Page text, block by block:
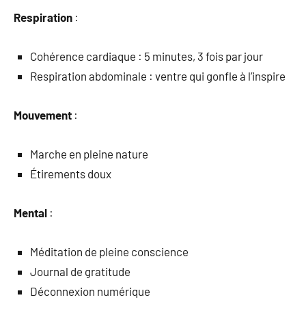
Respiration :
Cohérence cardiaque : 5 minutes, 3 fois par jour
Respiration abdominale : ventre qui gonfle à l’inspire
Mouvement :
Marche en pleine nature
Étirements doux
Mental :
Méditation de pleine conscience
Journal de gratitude
Déconnexion numérique